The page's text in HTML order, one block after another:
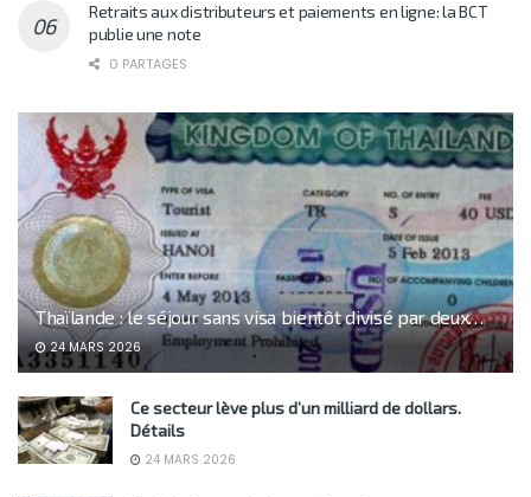
Retraits aux distributeurs et paiements en ligne: la BCT
publie une note
0 PARTAGES
Thaïlande : le séjour sans visa bientôt divisé par deux…
24 MARS 2026
Ce secteur lève plus d’un milliard de dollars.
Détails
24 MARS 2026